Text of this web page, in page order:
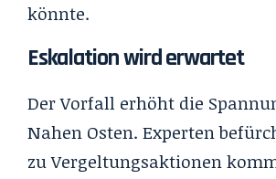
könnte.
Eskalation wird erwartet
Der Vorfall erhöht die
Nahen Osten. Experten
zu Vergeltungsaktionen